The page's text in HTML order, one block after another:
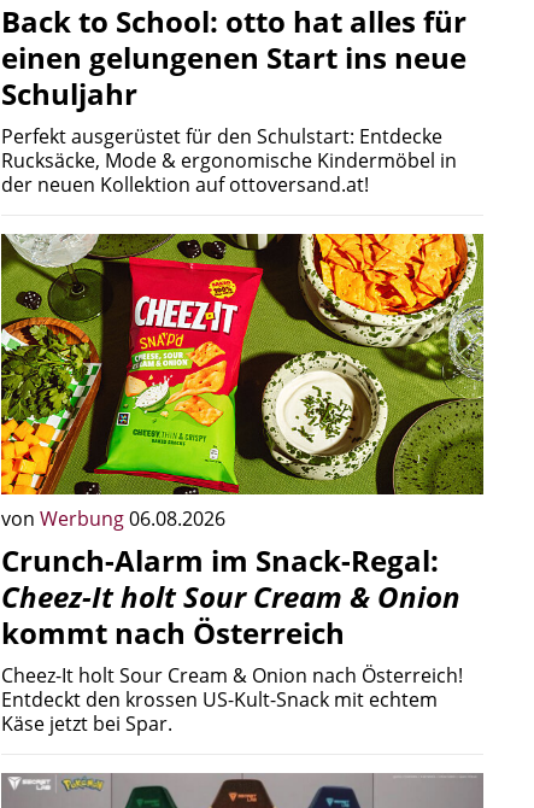
Back to School: otto hat alles für
einen gelungenen Start ins neue
Schuljahr
Perfekt ausgerüstet für den Schulstart: Entdecke
Rucksäcke, Mode & ergonomische Kindermöbel in
der neuen Kollektion auf ottoversand.at!
von Werbung06.08.2026
Crunch-Alarm im Snack-Regal:
Cheez-It holt Sour Cream & Onion
kommt nach Österreich
Cheez-It holt Sour Cream & Onion nach Österreich!
Entdeckt den krossen US-Kult-Snack mit echtem
Käse jetzt bei Spar.